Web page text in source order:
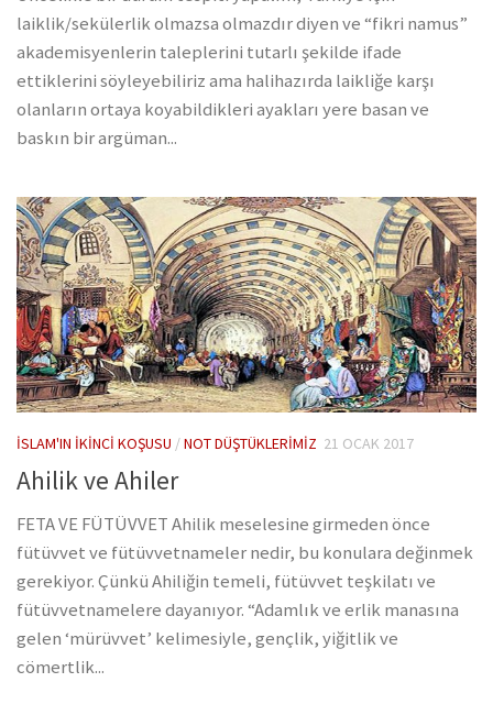
laiklik/sekülerlik olmazsa olmazdır diyen ve “fikri namus”
akademisyenlerin taleplerini tutarlı şekilde ifade
ettiklerini söyleyebiliriz ama halihazırda laikliğe karşı
olanların ortaya koyabildikleri ayakları yere basan ve
baskın bir argüman...
İSLAM'IN İKINCI KOŞUSU /NOT DÜŞTÜKLERIMIZ 21 OCAK 2017
Ahilik ve Ahiler
FETA VE FÜTÜVVET Ahilik meselesine girmeden önce
fütüvvet ve fütüvvetnameler nedir, bu konulara değinmek
gerekiyor. Çünkü Ahiliğin temeli, fütüvvet teşkilatı ve
fütüvvetnamelere dayanıyor. “Adamlık ve erlik manasına
gelen ‘mürüvvet’ kelimesiyle, gençlik, yiğitlik ve
cömertlik...